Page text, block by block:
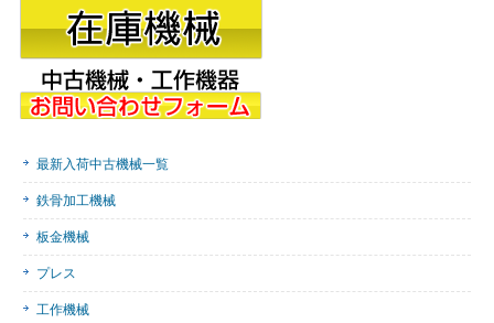
最新入荷中古機械一覧
鉄骨加工機械
板金機械
プレス
工作機械